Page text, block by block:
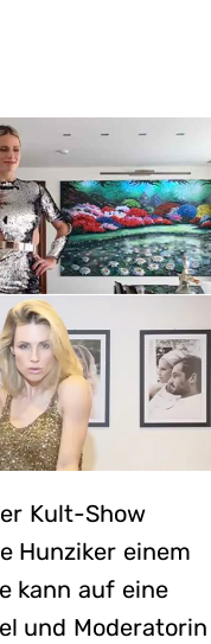
Kult-Show
Hunziker einem
kann auf eine
und Moderatorin